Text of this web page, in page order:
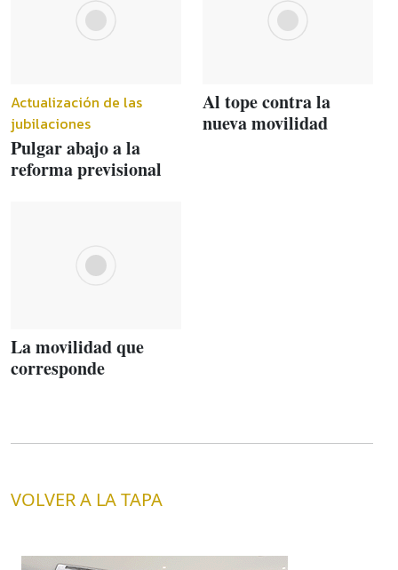
Actualización de las
jubilaciones
Pulgar abajo a la
reforma previsional
Al tope contra la
nueva movilidad
La movilidad que
corresponde
VOLVER A LA TAPA